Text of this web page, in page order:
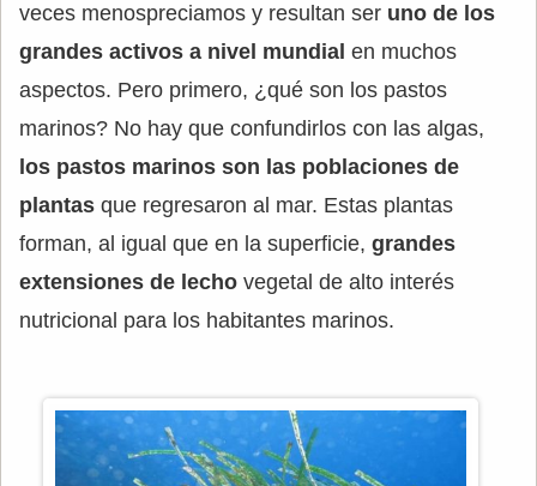
veces menospreciamos y resultan ser uno de los
grandes activos a nivel mundial en muchos
aspectos. Pero primero, ¿qué son los pastos
marinos? No hay que confundirlos con las algas,
los pastos marinos son las poblaciones de
plantas que regresaron al mar. Estas plantas
forman, al igual que en la superficie, grandes
extensiones de lecho vegetal de alto interés
nutricional para los habitantes marinos.